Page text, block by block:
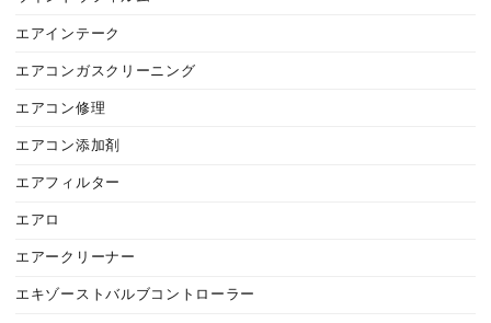
エアインテーク
エアコンガスクリーニング
エアコン修理
エアコン添加剤
エアフィルター
エアロ
エアークリーナー
エキゾーストバルブコントローラー